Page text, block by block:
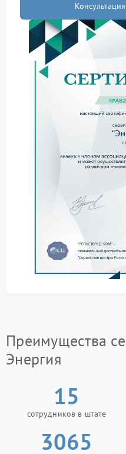
появляется запах
Первичные
На начальном этапе
отключить устройство от
перезапустить ИБП;
проверить внешние
Это помогает
Когда
Энергия, так как
нарушают внутренние
Роль
Качественный сервис
неисправности и
Оптимальным решением
Энергия, где
подобными случаями и
Надежные внутренние
ключевую роль в
признаках проблемы
Преимущества
Энергия
15
сотрудников в штате
3065